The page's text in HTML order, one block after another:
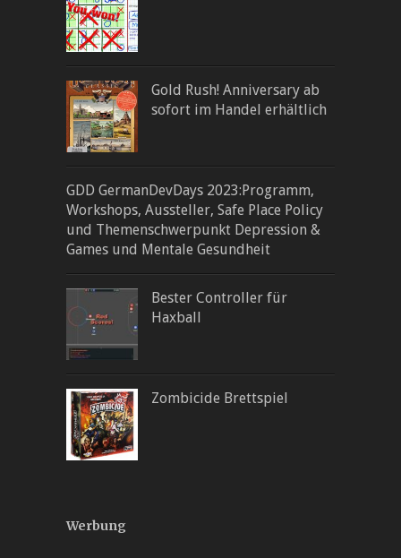
Gold Rush! Anniversary ab
sofort im Handel erhältlich
GDD GermanDevDays 2023:Programm,
Workshops, Aussteller, Safe Place Policy
und Themenschwerpunkt Depression &
Games und Mentale Gesundheit
Bester Controller für
Haxball
Zombicide Brettspiel
Werbung